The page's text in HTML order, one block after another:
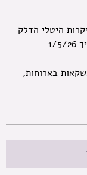
היטלי הדלק
בארוחות,